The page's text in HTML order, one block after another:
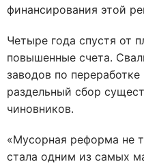
финансирования этой
Четыре года спустя от
повышенные счета.
заводов по
раздельный сбор
чиновников.
«Мусорная реформа не
стала одним из самых